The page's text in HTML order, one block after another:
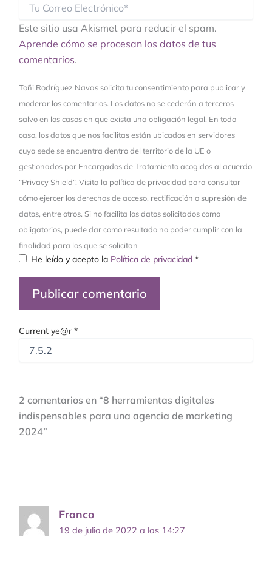
Este sitio usa Akismet para reducir el spam.
Aprende cómo se procesan los datos de tus
comentarios.
Toñi Rodríguez Navas solicita tu consentimiento para publicar y
moderar los comentarios. Los datos no se cederán a terceros
salvo en los casos en que exista una obligación legal. En todo
caso, los datos que nos facilitas están ubicados en servidores
cuya sede se encuentra dentro del territorio de la UE o
gestionados por Encargados de Tratamiento acogidos al acuerdo
“Privacy Shield”. Visita la política de privacidad para consultar
cómo ejercer los derechos de acceso, rectificación o supresión de
datos, entre otros. Si no facilita los datos solicitados como
obligatorios, puede dar como resultado no poder cumplir con la
finalidad para los que se solicitan
He leído y acepto la Política de privacidad *
Current ye@r *
2 comentarios en “8 herramientas digitales
indispensables para una agencia de marketing
2024”
Franco
19 de julio de 2022 a las 14:27